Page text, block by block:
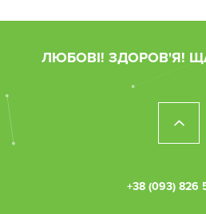
ЛЮБОВІ! ЗДОРОВ'Я!
+38 (093) 826